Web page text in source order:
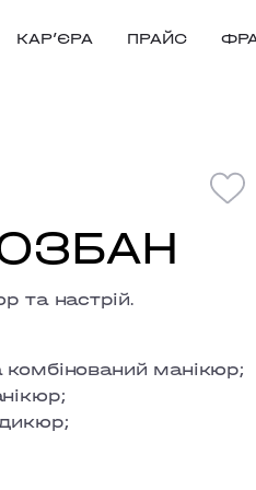
КАРʼЄРА ПРАЙС
та настрій.
манікюр;